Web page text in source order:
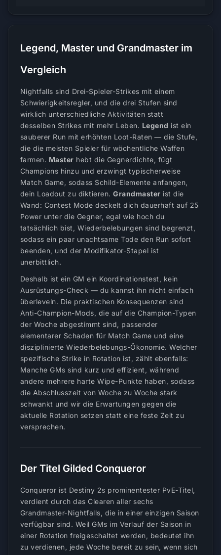
Legend, Master und Grandmaster im
Vergleich
Nightfalls sind Drei-Spieler-Strikes mit einem
Schwierigkeitsregler, und die drei Stufen sind
wirklich unterschiedliche Aktivitäten statt
desselben Strikes mit mehr Leben. Legend ist ein
sauberer Run mit erhöhten Loot-Raten — die Stufe,
die die meisten Spieler für wöchentliche Waffen
farmen. Master hebt die Gegnerdichte, fügt
Champions hinzu und erzwingt typischerweise
Match Game, sodass Schild-Elemente anfangen,
dein Loadout zu diktieren.Grandmaster ist die
Wand: Contest Mode deckelt dich dauerhaft auf 25
Power unter die Gegner, egal wie hoch du
tatsächlich bist, Wiederbelebungen sind begrenzt,
sodass ein paar unachtsame Tode den Run sofort
beenden, und der Modifikator-Stapel ist
unerbittlich.
Deshalb ist ein GM ein Koordinationstest, kein
Ausrüstungs-Check — du kannst ihn nicht einfach
überleveln. Die praktischen Konsequenzen sind
Anti-Champion-Mods, die auf die Champion-Typen
der Woche abgestimmt sind, passender
elementarer Schaden für Match Game und eine
disziplinierte Wiederbelebungs-Ökonomie. Welcher
spezifische Strike in Rotation ist, zählt ebenfalls:
Manche GMs sind kurz und effizient, während
andere mehrere harte Wipe-Punkte haben, sodass
die Abschlusszeit von Woche zu Woche stark
schwankt und wir die Erwartungen gegen die
aktuelle Rotation setzen statt eine feste Zeit zu
versprechen.
Der Titel Gilded Conqueror
Conqueror ist Destiny 2s prominentester PvE-Titel,
verdient durch das Clearen aller sechs
Grandmaster-Nightfalls, die in einer einzigen Saison
verfügbar sind. Weil GMs im Verlauf der Saison in
einer Rotation freigeschaltet werden, bedeutet ihn
zu verdienen, jede Woche bereit zu sein, wenn sich